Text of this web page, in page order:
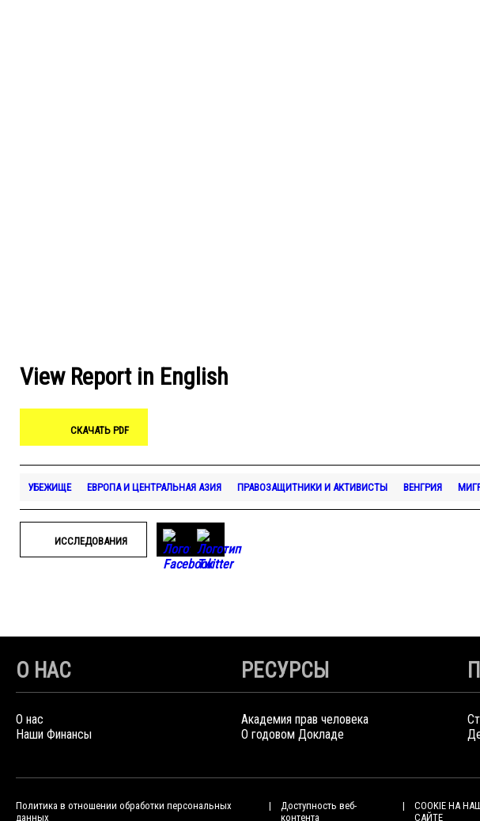
View Report in English
СКАЧАТЬ PDF
УБЕЖИЩЕ ЕВРОПА И ЦЕНТРАЛЬНАЯ АЗИЯ ПРАВОЗАЩИТНИКИ И АКТИВИСТЫ ВЕНГРИЯ
ИССЛЕДОВАНИЯ
О НАС
О нас
Наши Финансы
РЕСУРСЫ
Академия прав человека
О годовом Докладе
Политика в отношении обработки персональных
данных
Доступность веб-
контента
COOKIE НА
САЙТЕ